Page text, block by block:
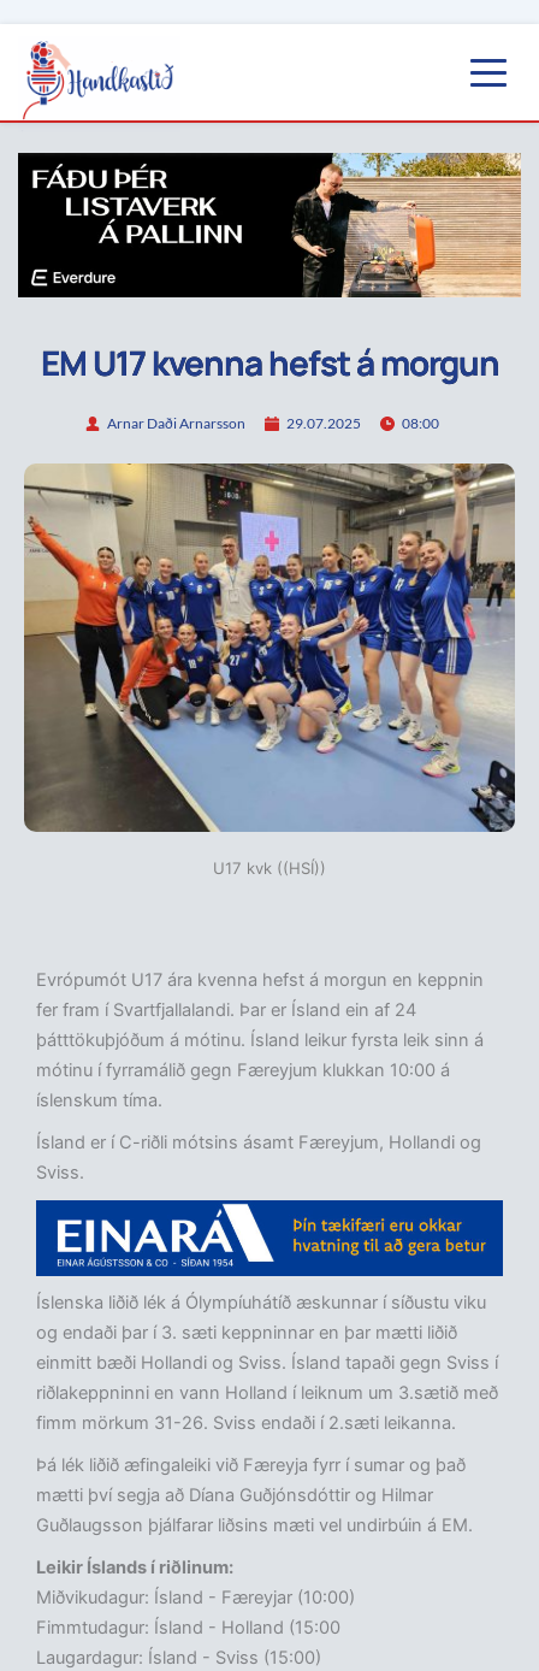
EM U17 kvenna hefst á morgun
Arnar Daði Arnarsson 29.07.2025 08:00
U17 kvk ((HSÍ))
Evrópumót U17 ára kvenna hefst á morgun en keppnin
fer fram í Svartfjallalandi. Þar er Ísland ein af 24
þátttökuþjóðum á mótinu. Ísland leikur fyrsta leik sinn á
mótinu í fyrramálið gegn Færeyjum klukkan 10:00 á
íslenskum tíma.
Ísland er í C-riðli mótsins ásamt Færeyjum, Hollandi og
Sviss.
Íslenska liðið lék á Ólympíuhátíð æskunnar í síðustu viku
og endaði þar í 3. sæti keppninnar en þar mætti liðið
einmitt bæði Hollandi og Sviss. Ísland tapaði gegn Sviss í
riðlakeppninni en vann Holland í leiknum um 3.sætið með
fimm mörkum 31-26. Sviss endaði í 2.sæti leikanna.
Þá lék liðið æfingaleiki við Færeyja fyrr í sumar og það
mætti því segja að Díana Guðjónsdóttir og Hilmar
Guðlaugsson þjálfarar liðsins mæti vel undirbúin á EM.
Leikir Íslands í riðlinum:
Miðvikudagur: Ísland - Færeyjar (10:00)
Fimmtudagur: Ísland - Holland (15:00
Laugardagur: Ísland - Sviss (15:00)